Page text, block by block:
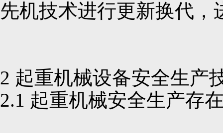
先机技术进行更新换代
2 起重机械设备安全生产
2.1 起重机械安全生产存